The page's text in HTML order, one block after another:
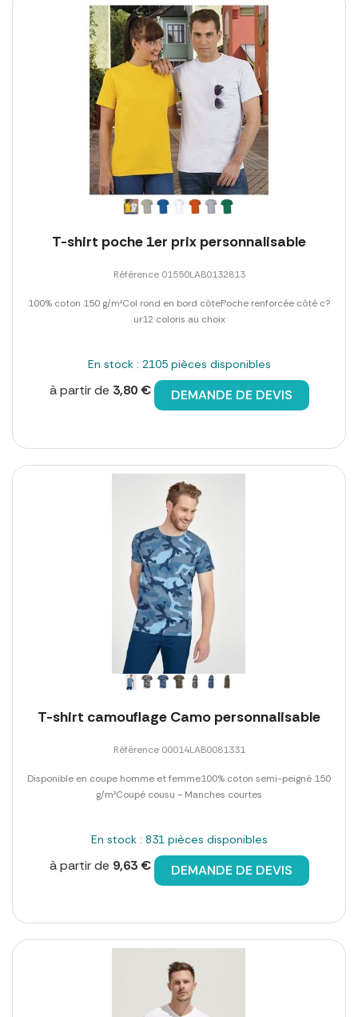
T-shirt poche 1er prix personnalisable
Référence 01550LAB0132813
100% coton 150 g/m²Col rond en bord côtePoche renforcée côté c?
ur12 coloris au choix
En stock : 2105 pièces disponibles
à partir de 3,80 € DEMANDE DE DEVIS
T-shirt camouflage Camo personnalisable
Référence 00014LAB0081331
Disponible en coupe homme et femme100% coton semi-peigné 150
g/m²Coupé cousu - Manches courtes
En stock : 831 pièces disponibles
à partir de 9,63 € DEMANDE DE DEVIS